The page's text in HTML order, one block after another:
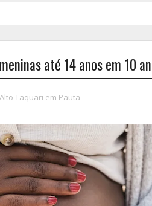
até 14 anos em 10
Alto Taquari em Pauta